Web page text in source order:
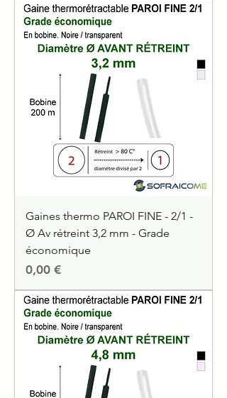
Gaines thermo PAROI FINE - 2/1 -
Ø Av rétreint 3,2 mm - Grade
économique
Precio
0,00 €